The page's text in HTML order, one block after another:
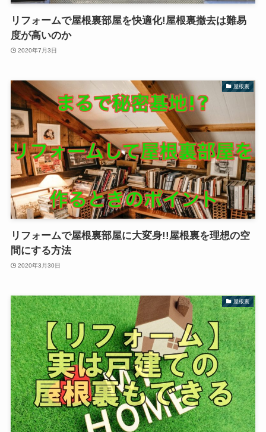
リフォームで屋根裏部屋を快適化!屋根裏撤去は難易
度が高いのか
2020年7月3日
屋根裏
リフォームで屋根裏部屋に大変身!!屋根裏を理想の空
間にする方法
2020年3月30日
屋根裏